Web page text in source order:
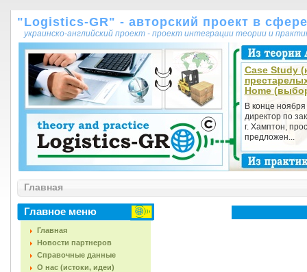
"Logistics-GR" - авторский проект в
украинско-английский проект - проект интеграции теории и
Case Study
Home
В конце
директор по
г. Хамптон,
предложен...
Главная
Главное меню
Главная
Новости партнеров
Справочные данные
О нас (истоки, идеи)